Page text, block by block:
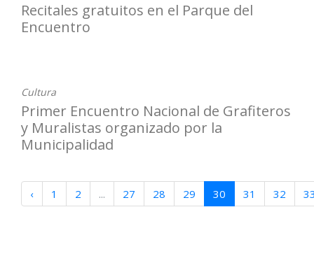
Recitales gratuitos en el Parque del
Encuentro
Cultura
Primer Encuentro Nacional de Grafiteros
y Muralistas organizado por la
Municipalidad
‹ 1 2 ... 27 28 29 30 31 32